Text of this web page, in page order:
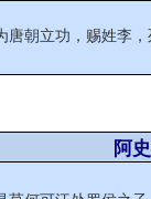
立功，赐姓李，
阿